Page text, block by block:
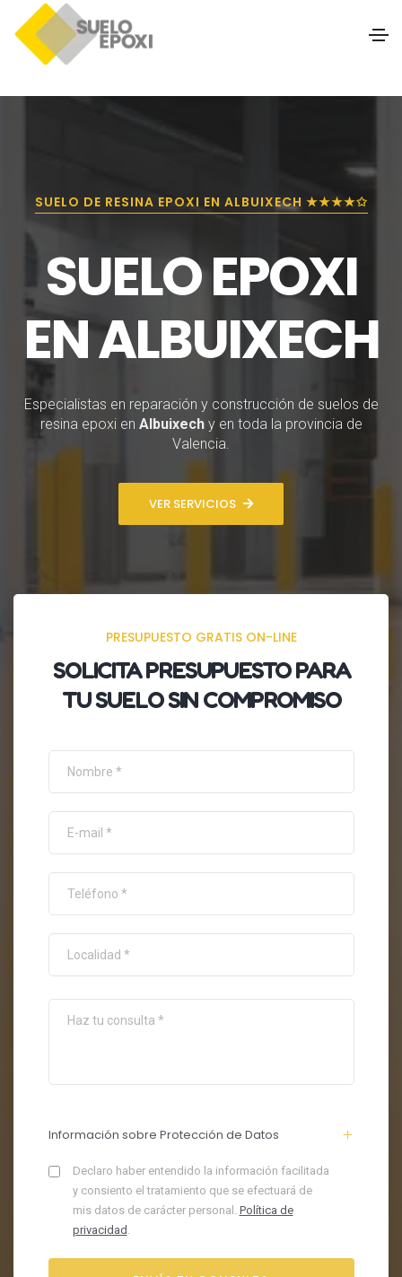
SUELO DE RESINA EPOXI EN ALBUIXECH ★★★★✩
SUELO EPOXI
EN ALBUIXECH
Especialistas en reparación y construcción de suelos de
resina epoxi en Albuixechy en toda la provincia de
Valencia.
VER SERVICIOS
PRESUPUESTO GRATIS ON-LINE
SOLICITAPRESUPUESTOPARA
TU SUELO SIN COMPROMISO
Información sobre Protección de Datos
Declaro haber entendido la información facilitada
y consiento el tratamiento que se efectuará de
mis datos de carácter personal. Política de
privacidad .